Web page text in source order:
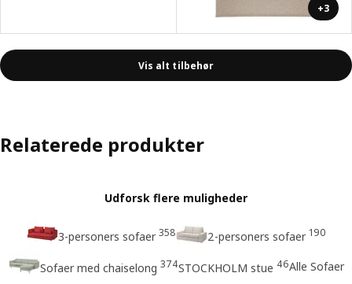
+3
Vis alt tilbehør
Relaterede produkter
Udforsk flere muligheder
3-personers sofaer 358 2-personers sofaer 190
Sofaer med chaiselong 374STOCKHOLM stue 46Alle Sofaer